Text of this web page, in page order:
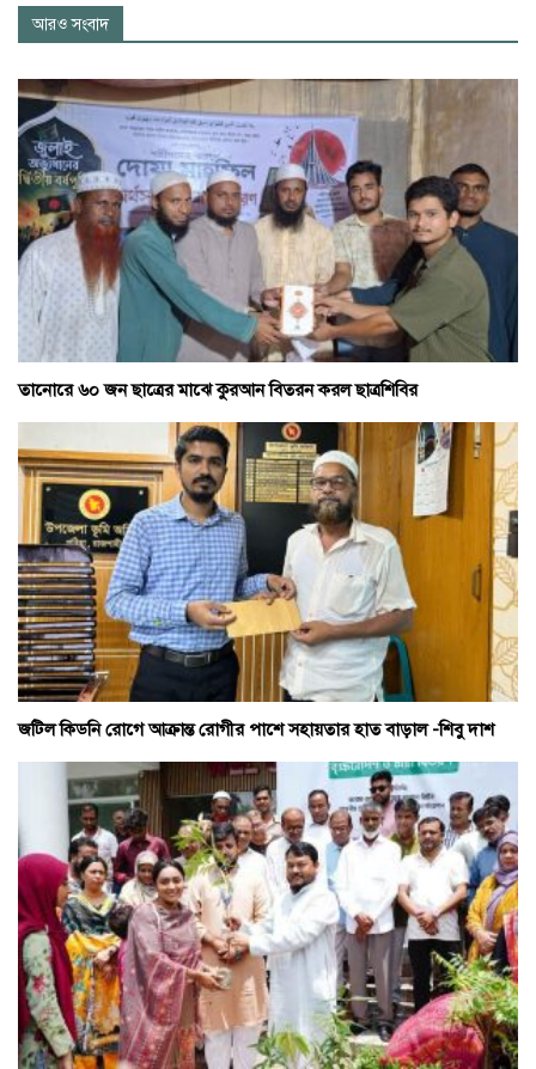
আরও সংবাদ
তানোরে ৬০ জন ছাত্রের মাঝে কুরআন বিতরন করল ছাত্রশিবির
জটিল কিডনি রোগে আক্রান্ত রোগীর পাশে সহায়তার হাত বাড়াল -শিবু দাশ